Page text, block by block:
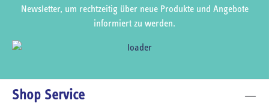
Newsletter, um rechtzeitig über neue Produkte und Angebote
informiert zu werden.
Shop Service